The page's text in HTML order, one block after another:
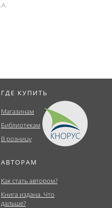
ГДЕ КУПИТЬ
Магазинам
Библиотекам
В розницу
АВТОРАМ
Как стать автором?
Книга издана. Что
дальше?